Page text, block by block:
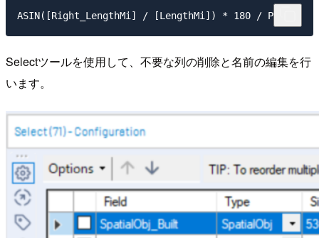
ASIN([Right_LengthMi] / [LengthMi]) * 180 / PI()
Selectツールを使用して、不要な列の削除と名前の編集を行
います。